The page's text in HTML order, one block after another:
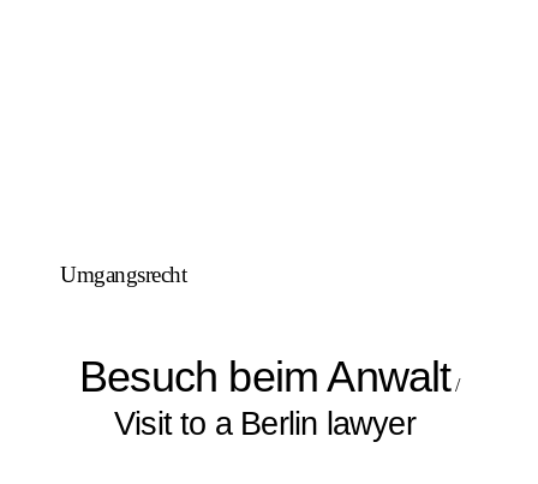
Umgangsrecht
Besuch beim Anwalt/
Visit to a Berlin lawyer